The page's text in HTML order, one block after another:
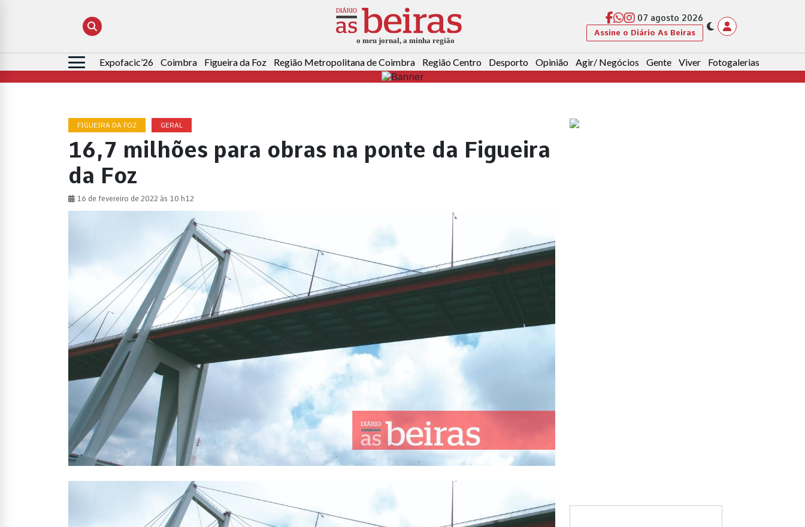
07 agosto 2026
Assine o Diário As Beiras
Pesquisar
por:
Expofacic’26 Coimbra Figueira da Foz Região Metropolitana de Coimbra Região Centro Desporto Opinião Agir/ Negócios Gente Viver Fotogalerias
FIGUEIRA DA FOZ GERAL
16,7 milhões para obras na ponte da Figueira
da Foz
16 de fevereiro de 2022 às 10 h12